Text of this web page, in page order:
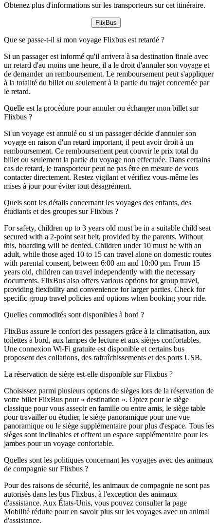
Obtenez plus d'informations sur les transporteurs sur cet itinéraire.
FlixBus
Que se passe-t-il si mon voyage Flixbus est retardé ?
Si un passager est informé qu'il arrivera à sa destination finale avec
un retard d'au moins une heure, il a le droit d'annuler son voyage et
de demander un remboursement. Le remboursement peut s'appliquer
à la totalité du billet ou seulement à la partie du trajet concernée par
le retard.
Quelle est la procédure pour annuler ou échanger mon billet sur
Flixbus ?
Si un voyage est annulé ou si un passager décide d'annuler son
voyage en raison d'un retard important, il peut avoir droit à un
remboursement. Ce remboursement peut couvrir le prix total du
billet ou seulement la partie du voyage non effectuée. Dans certains
cas de retard, le transporteur peut ne pas être en mesure de vous
contacter directement. Restez vigilant et vérifiez vous-même les
mises à jour pour éviter tout désagrément.
Quels sont les détails concernant les voyages des enfants, des
étudiants et des groupes sur Flixbus ?
For safety, children up to 3 years old must be in a suitable child seat
secured with a 2-point seat belt, provided by the parents. Without
this, boarding will be denied. Children under 10 must be with an
adult, while those aged 10 to 15 can travel alone on domestic routes
with parental consent, between 6:00 am and 10:00 pm. From 15
years old, children can travel independently with the necessary
documents. FlixBus also offers various options for group travel,
providing flexibility and convenience for larger parties. Check for
specific group travel policies and options when booking your ride.
Quelles commodités sont disponibles à bord ?
FlixBus assure le confort des passagers grâce à la climatisation, aux
toilettes à bord, aux lampes de lecture et aux sièges confortables.
Une connexion Wi-Fi gratuite est disponible et certains bus
proposent des collations, des rafraîchissements et des ports USB.
La réservation de siège est-elle disponible sur Flixbus ?
Choisissez parmi plusieurs options de sièges lors de la réservation de
votre billet FlixBus pour « destination ». Optez pour le siège
classique pour vous asseoir en famille ou entre amis, le siège table
pour travailler ou étudier, le siège panoramique pour une vue
panoramique ou le siège supplémentaire pour plus d'espace. Tous les
sièges sont inclinables et offrent un espace supplémentaire pour les
jambes pour un voyage confortable.
Quelles sont les politiques concernant les voyages avec des animaux
de compagnie sur Flixbus ?
Pour des raisons de sécurité, les animaux de compagnie ne sont pas
autorisés dans les bus Flixbus, à l'exception des animaux
d'assistance. Aux États-Unis, vous pouvez consulter la page
Mobilité réduite pour en savoir plus sur les voyages avec un animal
d'assistance.